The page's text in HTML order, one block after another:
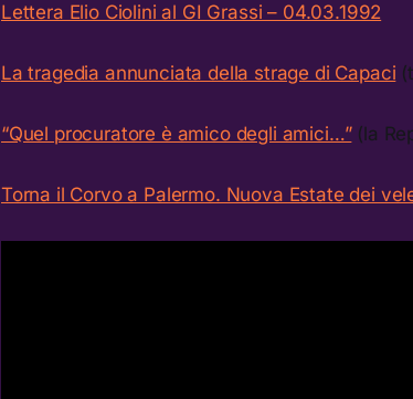
Lettera Elio Ciolini al GI Grassi – 04.03.1992
La tragedia annunciata della strage di Capaci
“Quel procuratore è amico degli amici…”(la
Torna il Corvo a Palermo. Nuova Estate dei